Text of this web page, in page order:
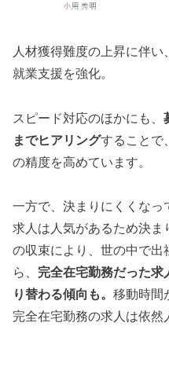
人材獲得難度の上昇に伴
就業支援を強化。
スピード対応のほかにも、
までヒアリングすることで
の精度を高めています。
一方で、決まりにくくな
求人は人気があるため決ま
の収束により、世の中で
ら、 完全在宅勤務だった求
り替わる傾向も。 移動時間
完全在宅勤務の求人は依然